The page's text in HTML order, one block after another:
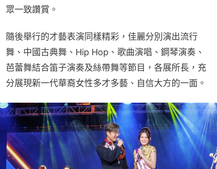
眾一致讚賞。
隨後舉行的才藝表演同樣精彩，佳麗分別演出流行
舞、中國古典舞、Hip Hop、歌曲演唱、鋼琴演奏、
芭蕾舞結合笛子演奏及絲帶舞等節目，各展所長，充
分展現新一代華裔女性多才多藝、自信大方的一面。